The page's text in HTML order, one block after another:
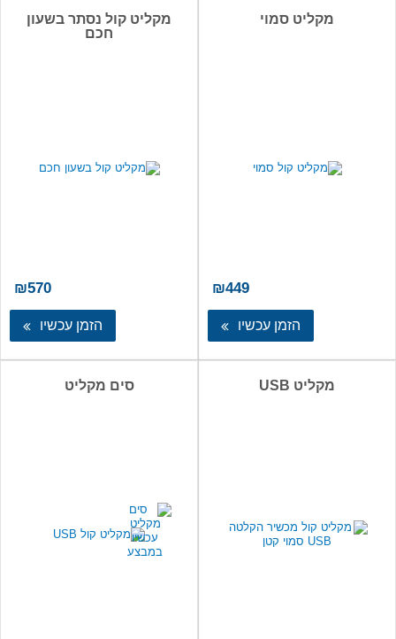
מקליט סמוי
₪449
הזמן עכשיו
מקליט קול נסתר בשעון
חכם
₪570
הזמן עכשיו
מקליט USB סים מקליט